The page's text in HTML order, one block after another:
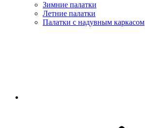
Зимние палатки
Летние палатки
Палатки с надувным каркасом